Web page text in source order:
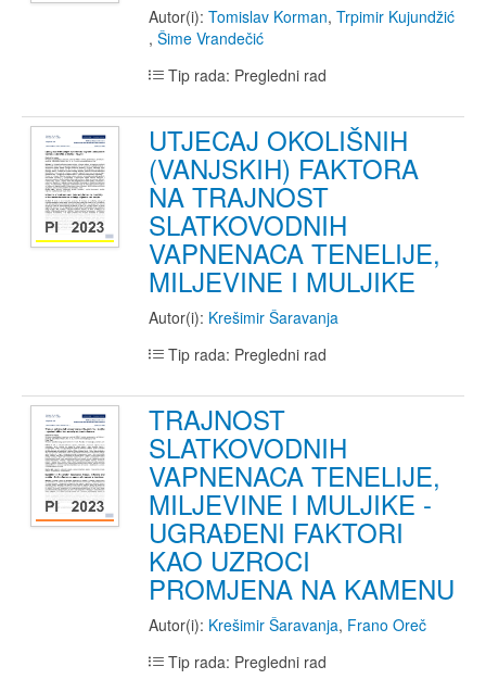
Autor(i): Tomislav Korman, Trpimir Kujundžić
, Šime Vrandečić
Tip rada: Pregledni rad
UTJECAJ OKOLIŠNIH
(VANJSKIH) FAKTORA
NA TRAJNOST
SLATKOVODNIH
VAPNENACA TENELIJE,
MILJEVINE I MULJIKE
Autor(i): Krešimir Šaravanja
Tip rada: Pregledni rad
TRAJNOST
SLATKOVODNIH
VAPNENACA TENELIJE,
MILJEVINE I MULJIKE -
UGRAĐENI FAKTORI
KAO UZROCI
PROMJENA NA KAMENU
Autor(i): Krešimir Šaravanja, Frano Oreč
Tip rada: Pregledni rad